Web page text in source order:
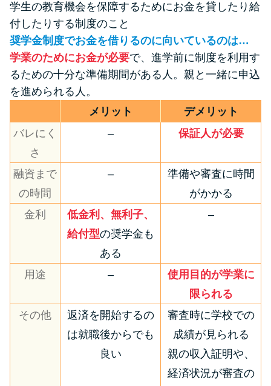
学生の教育機会を保障するためにお金を貸したり給
付したりする制度のこと
奨学金制度でお金を借りるのに向いているのは…
学業のためにお金が必要で、進学前に制度を利用す
るための十分な準備期間がある人。親と一緒に申込
を進められる人。
メリット
デメリット
バレにく
さ
– 保証人が必要
融資まで
の時間
–
準備や審査に時間
がかかる
金利
低金利、無利子、
給付型の奨学金も
ある
–
用途 –
使用目的が学業に
限られる
その他
返済を開始するの
は就職後からでも
良い
審査時に学校での
成績が見られる
親の収入証明や、
経済状況が審査の